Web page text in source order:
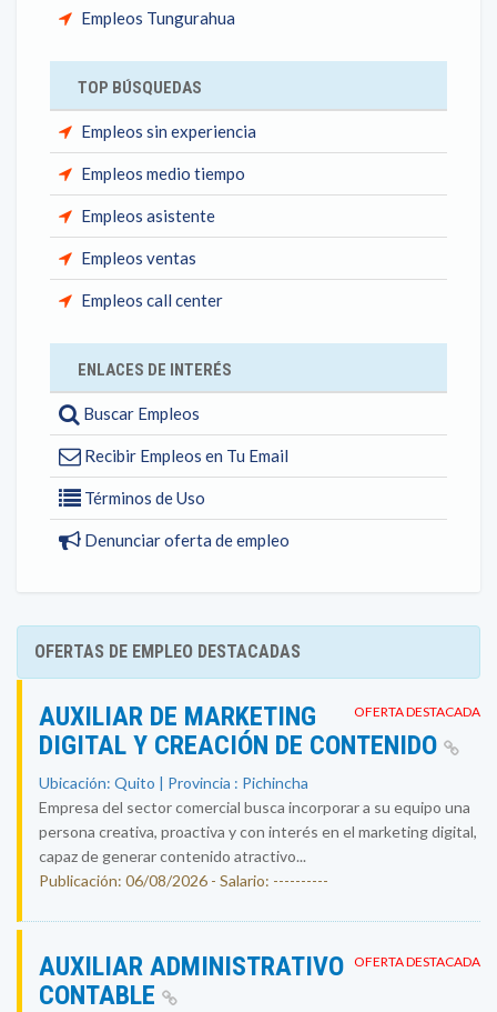
Empleos Tungurahua
TOP BÚSQUEDAS
Empleos sin experiencia
Empleos medio tiempo
Empleos asistente
Empleos ventas
Empleos call center
ENLACES DE INTERÉS
Buscar Empleos
Recibir Empleos en Tu Email
Términos de Uso
Denunciar oferta de empleo
OFERTAS DE EMPLEO DESTACADAS
OFERTA DESTACADA
AUXILIAR DE MARKETING
DIGITAL Y CREACIÓN DE CONTENIDO
Ubicación: Quito | Provincia : Pichincha
Empresa del sector comercial busca incorporar a su equipo una
persona creativa, proactiva y con interés en el marketing digital,
capaz de generar contenido atractivo...
Publicación: 06/08/2026 - Salario: ----------
OFERTA DESTACADA
AUXILIAR ADMINISTRATIVO
CONTABLE